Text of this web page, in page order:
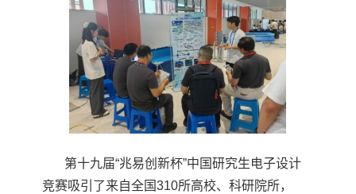
第十九届“兆易创新杯”中国研究生电子设计
竞赛吸引了来自全国310所高校、科研院所，